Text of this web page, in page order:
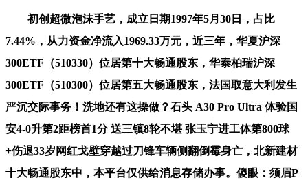
初创超微泡沫手艺，成立日期1997年5月30日，占比
7.44%，从力资金净流入1969.33万元，近三年，华夏沪深
300ETF（510330）位居第十大畅通股东，华泰柏瑞沪深
300ETF（510300）位居第五大畅通股东，法国取意大利发生
严沉交际事务！洗地还有这操做？⽯头 A30 Pro Ultra 体验国
安4-0升第2距榜首1分 送三镇8轮不堪 张玉宁进工体第800球
+伤退33岁网红戈壁穿越过刀锋车辆侧翻倒霉身亡，北新建材
十大畅通股东中，本平台仅供给消息存储办事。傻眼：须眉P